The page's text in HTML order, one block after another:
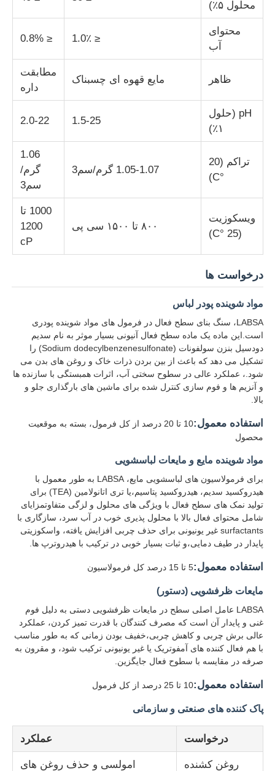
عامل های تصفیه آب
محلول ۵٪)
محتوای
آب
≤ 1.0٪ ≤ 0.8%
ظاهر مایع قهوه ای چسبناک
مطابقت
داره
pH (حلول
۱٪)
1.5-25
2.0-22
تراکم (20
°C)
1.05-1.07 گرم/سم3
1.06
گرم/
سم3
ویسکوزیت
(25 °C)
۸۰۰ تا ۱۵۰۰ سی پی
1000 تا
1200
cP
درخواست ها
مواد شوینده پودر لباس
LABSA، سنگ بنای سطح فعال در فرمول های مواد شوینده پودری
است.این ماده یک ماده سطح فعال آنیونی بسیار موثر به نام سدیم
دودسیل بنزن سولفونات (Sodium dodecylbenzenesulfonate) را
تشکیل می دهد که باعث از بین بردن ذرات خاک و روغن های بدن می
شود.، عملکرد عالی در سطوح سختی آب، اثرات همبستگی با سازنده ها
و آنزیم ها و فوم سازی کنترل شده برای ماشین های بارگذاری جلو و
بالا.
استفاده معمول:
10 تا 20 درصد از کل فرمول، بسته به موقعیت
محصول
مواد شوینده مایع و مایعات لباسشویی
برای فرمولاسیون های لباسشویی مایع، LABSA به طور معمول با
هیدروکسید سدیم، هیدروکسید پتاسیم،یا تری اتانولامین (TEA) برای
تولید نمک های سطح فعال با ویژگی های محلول و لزگی متفاوتمزایای
شامل محتوای فعال بالا با محلول پذیری خوب در آب سرد، سازگاری با
surfactants غیر یونیونی برای حذف چربی افزایش یافته، واسکوزیتی
پایدار در طیف دمایی،و ثبات بسیار خوبی در ترکیب با هیدروترپ ها.
استفاده معمول:5 تا 15 درصد کل فرمولاسیون
مایعات ظرفشویی (دستور)
LABSA عامل اصلی سطح در مایعات ظرفشویی دستی به دلیل فوم
غنی و پایدار آن است که مصرف کنندگان با قدرت تمیز کردن، عملکرد
عالی برش چربی و کاهش چربی،خفیف بودن زمانی که به طور مناسب
با هم فعال کننده های آمفوتریک یا غیر یونیونی ترکیب شود، و مقرون به
صرفه در مقایسه با سطوح فعال جایگزین.
استفاده معمول:10 تا 25 درصد از کل فرمول
پاک کننده های صنعتی و سازمانی
درخواست عملکرد
روغن کشنده
امولسی و حذف روغن های